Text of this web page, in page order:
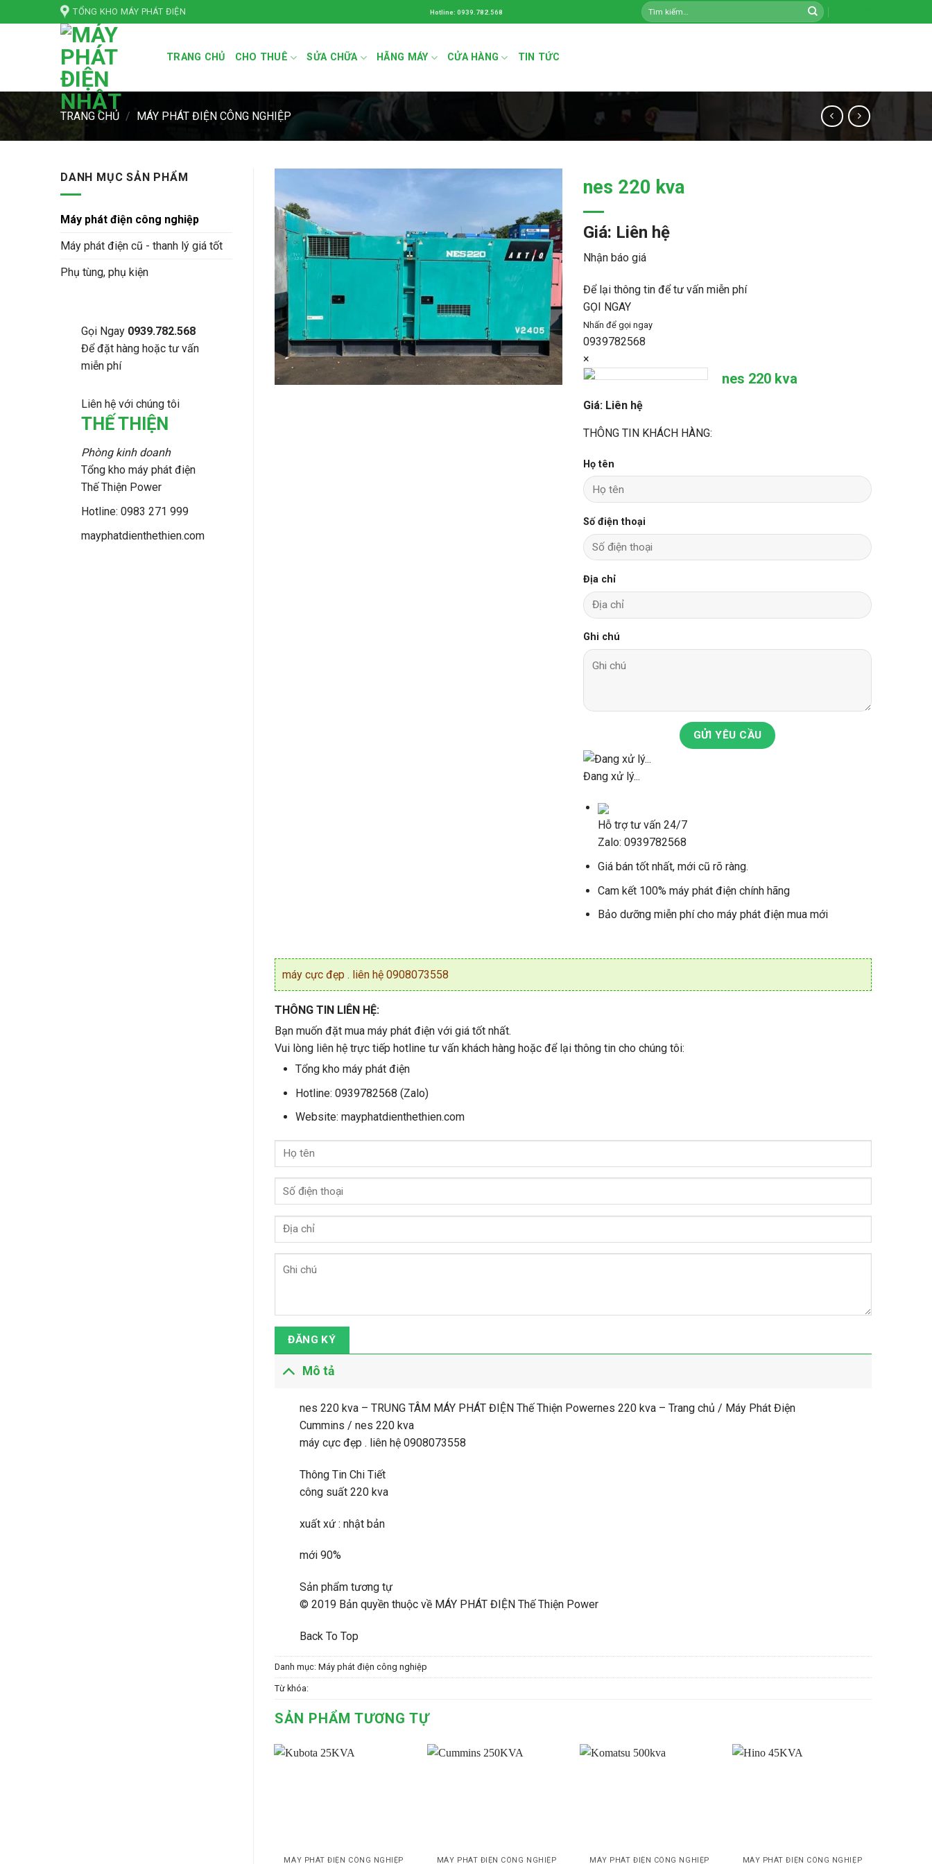
qua
TỔNG KHO MÁY PHÁT ĐIỆN Hotline: 0939.782.568
Tìm
kiếm:
TRANG CHỦ CHO THUÊ SỬA CHỮA HÃNG MÁY CỬA HÀNG TIN TỨC
TRANG CHỦ / MÁY PHÁT ĐIỆN CÔNG NGHIỆP
DANH MỤC SẢN PHẨM
Máy phát điện công nghiệp
Máy phát điện cũ - thanh lý giá tốt
Phụ tùng, phụ kiện
Gọi Ngay 0939.782.568
Để đặt hàng hoặc tư vấn
miễn phí
Liên hệ với chúng tôi
THẾ THIỆN
Phòng kinh doanh
Tổng kho máy phát điện
Thế Thiện Power
Hotline: 0983 271 999
mayphatdienthethien.com
nes 220 kva
Giá: Liên hệ
Nhận báo giá
Để lại thông tin để tư vấn miễn phí
GỌI NGAY
Nhấn để gọi ngay
0939782568
×
nes 220 kva
Giá: Liên hệ
THÔNG TIN KHÁCH HÀNG:
Họ tên
Số điện thoại
Địa chỉ
Ghi chú
GỬI YÊU CẦU
Đang xử lý...
Hỗ trợ tư vấn 24/7
Zalo: 0939782568
Giá bán tốt nhất, mới cũ rõ ràng.
Cam kết 100% máy phát điện chính hãng
Bảo dưỡng miễn phí cho máy phát điện mua mới
máy cực đẹp . liên hệ 0908073558
THÔNG TIN LIÊN HỆ:
Bạn muốn đặt mua máy phát điện với giá tốt nhất.
Vui lòng liên hệ trực tiếp hotline tư vấn khách hàng hoặc để lại thông tin cho chúng tôi:
Tổng kho máy phát điện
Hotline: 0939782568 (Zalo)
Website: mayphatdienthethien.com
ĐĂNG KÝ
Mô tả
nes 220 kva – TRUNG TÂM MÁY PHÁT ĐIỆN Thế Thiện Powernes 220 kva – Trang chủ / Máy Phát Điện
Cummins / nes 220 kva
máy cực đẹp . liên hệ 0908073558
Thông Tin Chi Tiết
công suất 220 kva
xuất xứ : nhật bản
mới 90%
Sản phẩm tương tự
© 2019 Bản quyền thuộc về MÁY PHÁT ĐIỆN Thế Thiện Power
Back To Top
Danh mục: Máy phát điện công nghiệp
Từ khóa:
SẢN PHẨM TƯƠNG TỰ
MÁY PHÁT ĐIỆN CÔNG NGHIỆP MÁY PHÁT ĐIỆN CÔNG NGHIỆP MÁY PHÁT ĐIỆN CÔNG NGHIỆP MÁY PHÁT ĐIỆN CÔNG NGHIỆP